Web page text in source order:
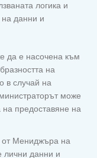
логика и
на данни и
да е насочена към
на
в случай на
може
предоставяне на
от Мениджъра на
лични данни и